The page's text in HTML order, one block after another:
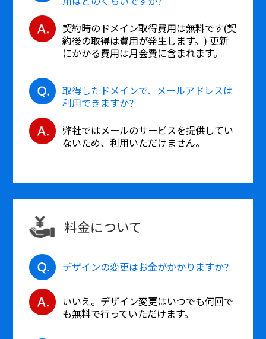
契約時のドメイン取得費用は無料です(契
約後の取得は費用が発生します。) 更新
にかかる費用は月会費に含まれます。
取得したドメインで、メールアドレスは
利用できますか?
弊社ではメールのサービスを提供してい
ないため、利用いただけません。
料金について
デザインの変更はお金がかかりますか?
いいえ。デザイン変更はいつでも何回で
も無料で行っていただけます。